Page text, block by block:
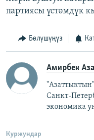
партиясы үстөмдүк
Бөлүшүңүз
Амирбек
Санкт-
экономика
Куржундар